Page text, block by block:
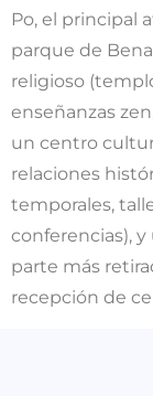
Po, el principal
parque de
religioso
enseñanzas
un centro
relaciones
temporales,
conferencias),
parte más
recepción de